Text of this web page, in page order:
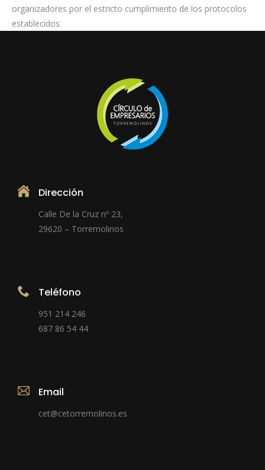
organizadores por el estricto cumplimiento de los protocolos
establecidos.
Dirección
Calle De la Cruz nº 23,
29620 – Torremolinos
Teléfono
951 214 246
687 86 54 44
Email
cet@cetorremolinos.es